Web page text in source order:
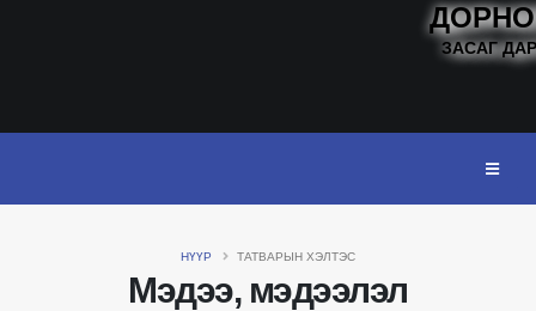
ЗАСАГ
Мэдээ, мэдээлэл
НҮҮР ТАТВАРЫН ХЭЛТЭС